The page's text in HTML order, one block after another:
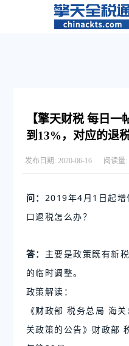
【擎天财税 每日
到13%，对应的退
发布日期: 2020-06-16 阅读量:
问： 2019年4月1日起增
口退税怎么办？
答： 主要是政策既有新
的临时调整。
政策解读：
《财政部 税务总局 海
关政策的公告》财政部